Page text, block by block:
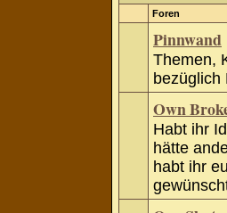
Foren
Pinnwand
Themen,
bezüglich
Own
Habt ihr
hätte
habt ihr